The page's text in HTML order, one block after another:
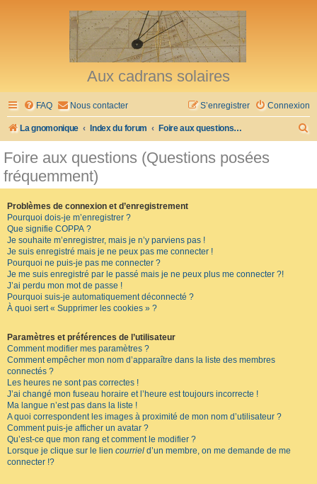
Aux cadrans solaires
FAQ Nous contacter Connexion
S’enregistrer
La gnomonique Index du forum Foire aux questions (Questions posées fréquemment)
Foire aux questions (Questions posées
fréquemment)
Problèmes de connexion et d’enregistrement
Pourquoi dois-je m’enregistrer ?
Que signifie COPPA ?
Je souhaite m’enregistrer, mais je n’y parviens pas !
Je suis enregistré mais je ne peux pas me connecter !
Pourquoi ne puis-je pas me connecter ?
Je me suis enregistré par le passé mais je ne peux plus me connecter ?!
J’ai perdu mon mot de passe !
Pourquoi suis-je automatiquement déconnecté ?
À quoi sert « Supprimer les cookies » ?
Paramètres et préférences de l’utilisateur
Comment modifier mes paramètres ?
Comment empêcher mon nom d’apparaître dans la liste des membres
connectés ?
Les heures ne sont pas correctes !
J’ai changé mon fuseau horaire et l’heure est toujours incorrecte !
Ma langue n’est pas dans la liste !
A quoi correspondent les images à proximité de mon nom d’utilisateur ?
Comment puis-je afficher un avatar ?
Qu’est-ce que mon rang et comment le modifier ?
Lorsque je clique sur le lien courriel d’un membre, on me demande de me
connecter !?